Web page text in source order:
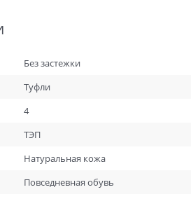
Без застежки
Туфли
4
ТЭП
Натуральная кожа
Повседневная обувь